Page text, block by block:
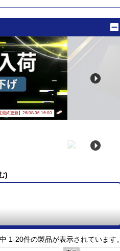
最終更新】26/08/06 16:00
)
1-20件の製品が表示されています。